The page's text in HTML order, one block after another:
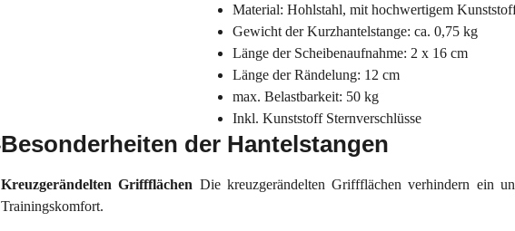
Material: Hohlstahl, mit hochwertigem
Gewicht der Kurzhantelstange: ca. 0,75 kg
Länge der Scheibenaufnahme: 2 x 16 cm
Länge der Rändelung: 12 cm
max. Belastbarkeit: 50 kg
Inkl. Kunststoff Sternverschlüsse
Besonderheiten der Hantelstangen
Kreuzgerändelten Griffflächen Die kreuzgerändelten Griffflächen verhindern ein
Trainingskomfort.